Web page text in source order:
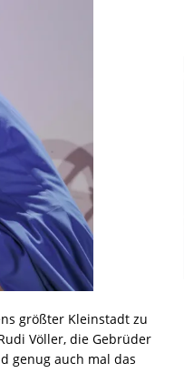
größter Kleinstadt zu
Völler, die Gebrüder
genug auch mal das